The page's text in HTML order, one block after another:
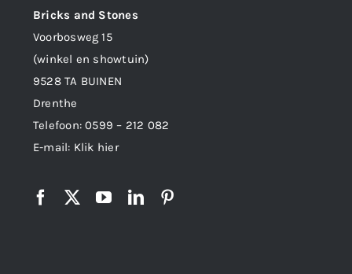
Bricks and Stones
Voorbosweg 15
(winkel en showtuin)
9528 TA BUINEN
Drenthe
Telefoon:0599 – 212 082
E-mail: Klik hier